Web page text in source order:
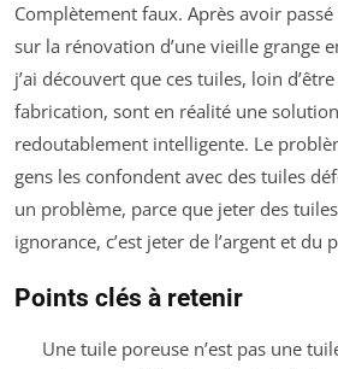
Complètement faux. Après avoir
sur la rénovation d’une vieille grange
j’ai découvert que ces tuiles, loin
fabrication, sont en réalité une
redoutablement intelligente. Le
gens les confondent avec des tuiles
un problème, parce que jeter des
ignorance, c’est jeter de l’argent et du
Points clés à retenir
Une tuile poreuse n’est pas une